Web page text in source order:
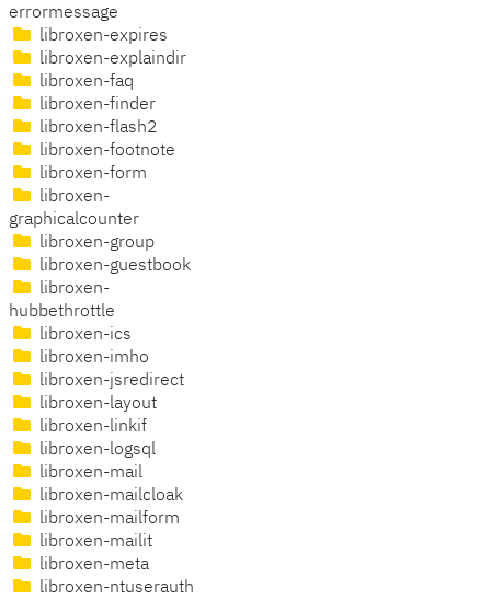
errormessage
libroxen-expires
libroxen-explaindir
libroxen-faq
libroxen-finder
libroxen-flash2
libroxen-footnote
libroxen-form
libroxen-
graphicalcounter
libroxen-group
libroxen-guestbook
libroxen-
hubbethrottle
libroxen-ics
libroxen-imho
libroxen-jsredirect
libroxen-layout
libroxen-linkif
libroxen-logsql
libroxen-mail
libroxen-mailcloak
libroxen-mailform
libroxen-mailit
libroxen-meta
libroxen-ntuserauth